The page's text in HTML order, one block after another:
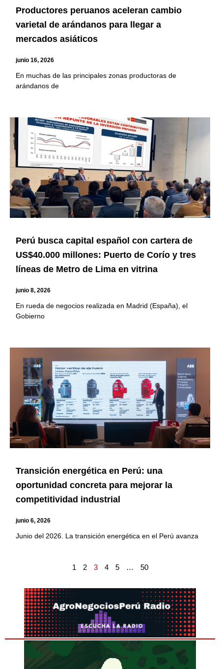
Productores peruanos aceleran cambio
varietal de arándanos para llegar a
mercados asiáticos
junio 16, 2026
En muchas de las principales zonas productoras de
arándanos de
Perú busca capital español con cartera de
US$40.000 millones: Puerto de Corío y tres
líneas de Metro de Lima en vitrina
junio 8, 2026
En rueda de negocios realizada en Madrid (España), el
Gobierno
Transición energética en Perú: una
oportunidad concreta para mejorar la
competitividad industrial
junio 6, 2026
Junio del 2026. La transición energética en el Perú avanza
1 2 3 4 5 … 50